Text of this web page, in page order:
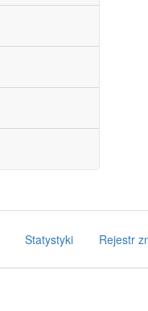
Statystyki Rejestr